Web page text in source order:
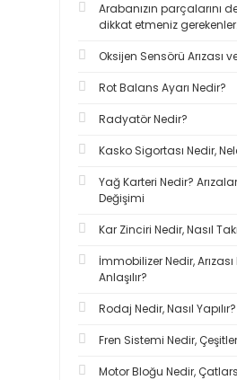
Arabanızın parçalarını
dikkat etmeniz gerekenler.
Oksijen Sensörü Arızası
Rot Balans Ayarı Nedir?
Radyatör Nedir?
Kasko Sigortası Nedir,
Yağ Karteri Nedir?
Değişimi
Kar Zinciri Nedir, Nasıl
İmmobilizer Nedir, Arızası
Anlaşılır?
Rodaj Nedir, Nasıl Yapılır?
Fren Sistemi Nedir,
Motor Bloğu Nedir,